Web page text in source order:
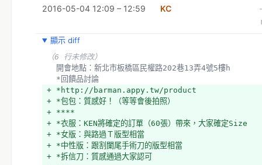
2016-05-04 12:09 – 12:59 KC
顯示 diff
（6 行未修改）
  開會地點：新北市板橋區民權路202巷13弄4號5樓h
  *回饋品討論
+ *http://barman.appy.tw/product
+ *包包：質感好！（等等會後拍照）
+ ****
+ *衣服：KEN將確定的訂單（60張）帶來，大家確定Size
+ *女版：與路過Ｔ版型相當
+ *中性版：跟割闌尾手術刀的版型相當
+ *拆信刀：質感通過大家認可